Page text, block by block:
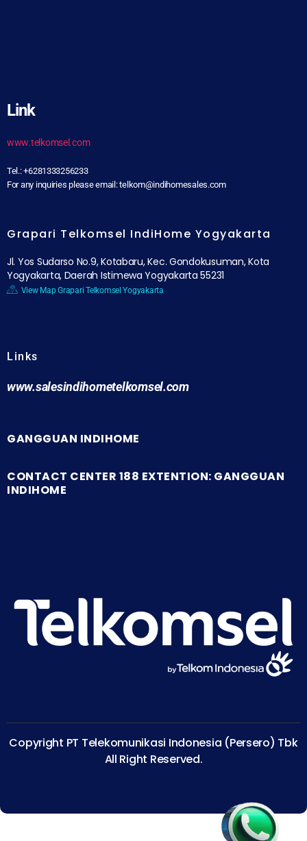
Link
www.telkomsel.com
Tel.: +6281333256233
For any inquiries please email: telkom@indihomesales.com
Grapari Telkomsel IndiHome Yogyakarta
Jl. Yos Sudarso No.9, Kotabaru, Kec. Gondokusuman, Kota
Yogyakarta, Daerah Istimewa Yogyakarta 55231
View Map Grapari Telkomsel Yogyakarta
Links
www.salesindihometelkomsel.com
GANGGUAN INDIHOME
CONTACT CENTER 188 EXTENTION: GANGGUAN
INDIHOME
Copyright PT Telekomunikasi Indonesia (Persero) Tbk
All Right Reserved.